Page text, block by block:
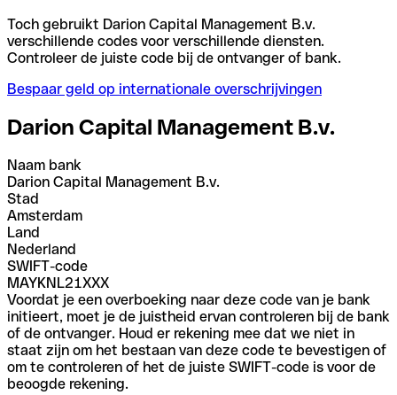
Toch gebruikt Darion Capital Management B.v.
verschillende codes voor verschillende diensten.
Controleer de juiste code bij de ontvanger of bank.
Bespaar geld op internationale overschrijvingen
Darion Capital Management B.v.
Naam bank
Darion Capital Management B.v.
Stad
Amsterdam
Land
Nederland
SWIFT-code
MAYKNL21XXX
Voordat je een overboeking naar deze code van je bank
initieert, moet je de juistheid ervan controleren bij de bank
of de ontvanger. Houd er rekening mee dat we niet in
staat zijn om het bestaan van deze code te bevestigen of
om te controleren of het de juiste SWIFT-code is voor de
beoogde rekening.